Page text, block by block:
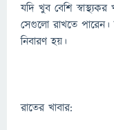
যদি খুব বেশি
সেগুলো রাখতে পারেন।
নিবারণ হয়।
রাতের খাবার: